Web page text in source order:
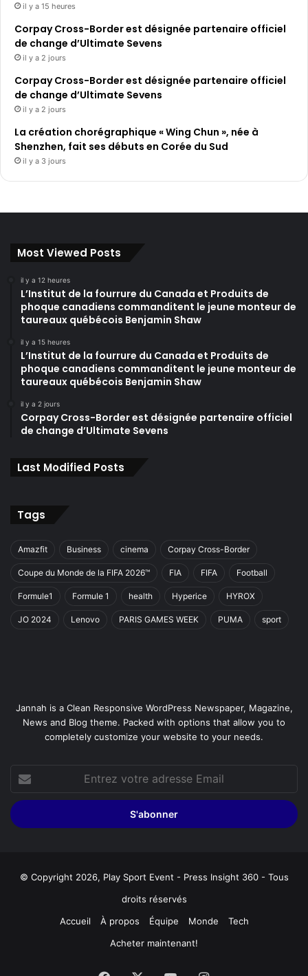
il y a 15 heures
Corpay Cross-Border est désignée partenaire officiel
de change d’Ultimate Sevens
il y a 2 jours
Corpay Cross-Border est désignée partenaire officiel
de change d’Ultimate Sevens
il y a 2 jours
La création chorégraphique « Wing Chun », née à
Shenzhen, fait ses débuts en Corée du Sud
il y a 3 jours
Most Viewed Posts
il y a 12 heures
L’Institut de la fourrure du Canada et Produits de
phoque canadiens commanditent le jeune monteur de
taureaux québécois Benjamin Shaw
il y a 15 heures
L’Institut de la fourrure du Canada et Produits de
phoque canadiens commanditent le jeune monteur de
taureaux québécois Benjamin Shaw
il y a 2 jours
Corpay Cross-Border est désignée partenaire officiel
de change d’Ultimate Sevens
Last Modified Posts
Tags
Amazfit Business cinema Corpay Cross-Border
Coupe du Monde de la FIFA 2026™ FIA FIFA Football
Formule1 Formule 1 health Hyperice HYROX
JO 2024 Lenovo PARIS GAMES WEEK PUMA sport
Jannah is a Clean Responsive WordPress Newspaper, Magazine,
News and Blog theme. Packed with options that allow you to
completely customize your website to your needs.
votre
adresse
Email
© Copyright 2026, Play Sport Event - Press Insight 360 - Tous
droits réservés
Accueil
À propos Équipe Monde
Tech
Acheter maintenant!